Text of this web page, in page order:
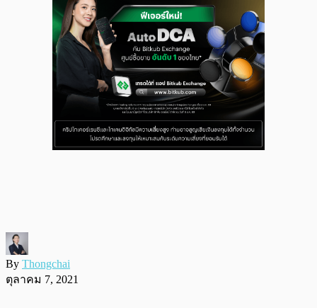
By Thongchai
ตุลาคม 7, 2021